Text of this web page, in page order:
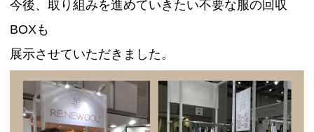
今後、取り組みを進めていきたい不要な服の回収
BOXも
展示させていただきました。